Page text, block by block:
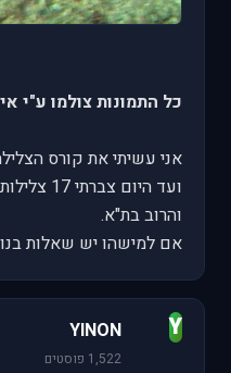
כל התמונות צולמו ע"י
ועד היום
והרוב בת"א.
אם למישהו יש שאלות
Y
YINON
1,522 פוסטים